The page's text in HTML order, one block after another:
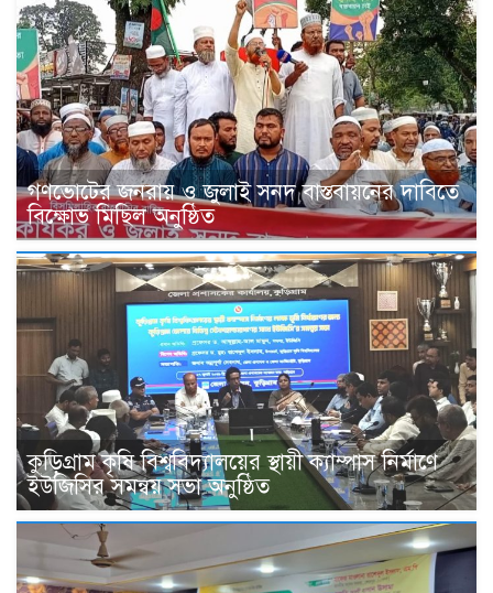
গণভোটের জনরায় ও জুলাই সনদ বাস্তবায়নের দাবিতে
বিক্ষোভ মিছিল অনুষ্ঠিত
কুড়িগ্রাম কৃষি বিশ্ববিদ্যালয়ের স্থায়ী ক্যাম্পাস নির্মাণে
ইউজিসির সমন্বয় সভা অনুষ্ঠিত